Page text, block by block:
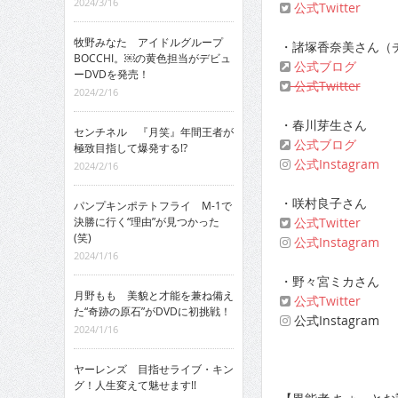
公式Twitter
・諸塚香奈美さん（
公式ブログ
公式Twitter
・春川芽生さん
公式ブログ
公式Instagram
・咲村良子さん
公式Twitter
公式Instagram
・野々宮ミカさん
公式Twitter
公式Instagram
牧野みなた アイドルグループ
BOCCHI。￼の黄色担当がデビュ
ーDVDを発売！
2024/2/16
センチネル 『月笑』年間王者が
極致目指して爆発する!?
2024/2/16
パンプキンポテトフライ M-1で
決勝に行く“理由”が見つかった
(笑)
2024/1/16
月野もも 美貌と才能を兼ね備え
た“奇跡の原石”がDVDに初挑戦！
2024/1/16
ヤーレンズ 目指せライブ・キン
グ！人生変えて魅せます!!